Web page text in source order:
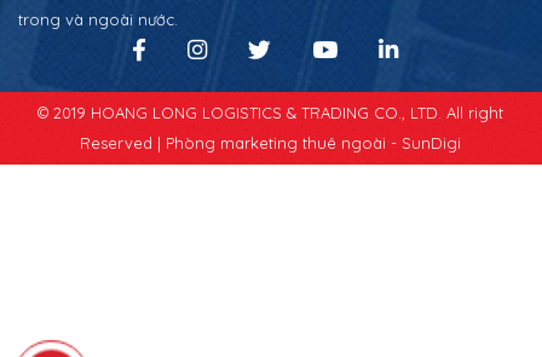
trong và ngoài nước.
© 2019 HOANG LONG LOGISTICS & TRADING CO., LTD. All right
Reserved | Phòng marketing thuê ngoài - SunDigi